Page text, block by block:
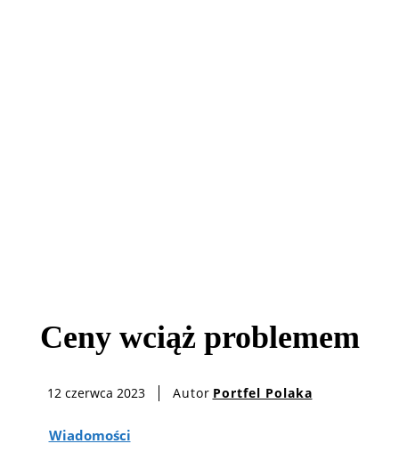
Ceny wciąż problemem
12 czerwca 2023 Autor Portfel Polaka
Wiadomości